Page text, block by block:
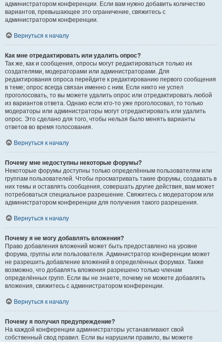
администратором конференции. Если вам нужно добавить количество
вариантов, превышающее это ограничение, свяжитесь с
администратором конференции.
Вернуться к началу
Как мне отредактировать или удалить опрос?
Так же, как и сообщения, опросы могут редактироваться только их
создателями, модераторами или администраторами. Для
редактирования опроса перейдите к редактированию первого сообщения
в теме; опрос всегда связан именно с ним. Если никто не успел
проголосовать, то вы можете удалить опрос или отредактировать любой
из вариантов ответа. Однако если кто-то уже проголосовал, то только
модераторы или администраторы могут отредактировать или удалить
опрос. Это сделано для того, чтобы нельзя было менять варианты
ответов во время голосования.
Вернуться к началу
Почему мне недоступны некоторые форумы?
Некоторые форумы доступны только определённым пользователям или
группам пользователей. Чтобы просматривать такие форумы, создавать в
них темы и оставлять сообщения, совершать другие действия, вам может
потребоваться специальное разрешение. Свяжитесь с модератором или
администратором конференции для получения такого разрешения.
Вернуться к началу
Почему я не могу добавлять вложения?
Право добавления вложений может быть предоставлено на уровне
форума, группы или пользователя. Администратор конференции может
не разрешить добавление вложений в определённых форумах. Также
возможно, что добавлять вложения разрешено только членам
определённых групп. Если вы не знаете, почему не можете добавлять
вложения, свяжитесь с администратором конференции.
Вернуться к началу
Почему я получил предупреждение?
На каждой конференции администраторы устанавливают свой
собственный свод правил. Если вы нарушили правило, вы можете